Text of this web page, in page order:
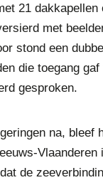
21 dakkapellen
met
stond een
die toegang
gesproken.
na, bleef
Vlaanderen
de